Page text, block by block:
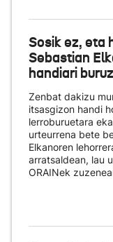
Sosik ez, eta
Sebastian
handiari
Zenbat dakizu
itsasgizon handi
lerroburuetara
urteurrena bete
Elkanoren
arratsaldean, lau
ORAINek